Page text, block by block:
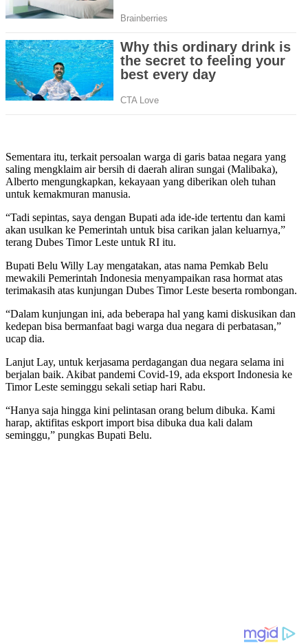
Sementara itu, terkait persoalan warga di garis bataa negara yang
saling mengklaim air bersih di daerah aliran sungai (Malibaka),
Alberto mengungkapkan, kekayaan yang diberikan oleh tuhan
untuk kemakmuran manusia.
“Tadi sepintas, saya dengan Bupati ada ide-ide tertentu dan kami
akan usulkan ke Pemerintah untuk bisa carikan jalan keluarnya,”
terang Dubes Timor Leste untuk RI itu.
Bupati Belu Willy Lay mengatakan, atas nama Pemkab Belu
mewakili Pemerintah Indonesia menyampaikan rasa hormat atas
terimakasih atas kunjungan Dubes Timor Leste beserta rombongan.
“Dalam kunjungan ini, ada beberapa hal yang kami diskusikan dan
kedepan bisa bermanfaat bagi warga dua negara di perbatasan,”
ucap dia.
Lanjut Lay, untuk kerjasama perdagangan dua negara selama ini
berjalan baik. Akibat pandemi Covid-19, ada eksport Indonesia ke
Timor Leste seminggu sekali setiap hari Rabu.
“Hanya saja hingga kini pelintasan orang belum dibuka. Kami
harap, aktifitas eskport import bisa dibuka dua kali dalam
seminggu,” pungkas Bupati Belu.